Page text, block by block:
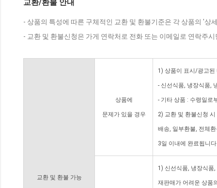
교환/환불 안내
- 상품의 특성에 따른 구체적인 교환 및 환불기준은 각 상품의 '상
- 교환 및 환불신청은 가게 연락처로 전화 또는 이메일로 연락주
교환 및 환불 가능
상품에
문제가 있을 경우
1) 상품이 표시/광고된
- 신선식품, 냉장식품,
- 기타 상품 : 수령일로
2) 교환 및 환불신청
배송, 일부환불, 전체
3일 이내에 완료됩니
1) 신선식품, 냉장식품
재판매가 어려운 상품